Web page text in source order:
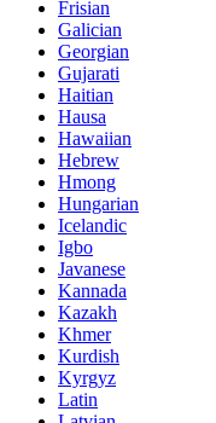
Frisian
Galician
Georgian
Gujarati
Haitian
Hausa
Hawaiian
Hebrew
Hmong
Hungarian
Icelandic
Igbo
Javanese
Kannada
Kazakh
Khmer
Kurdish
Kyrgyz
Latin